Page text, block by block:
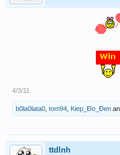
4/3/11
b0la0lata0 tom94 Kiep_Đo_Đen
ttdlnh